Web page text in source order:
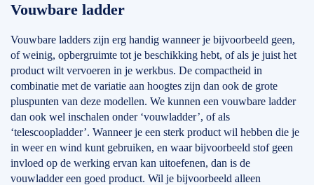
Vouwbare ladder
Vouwbare ladders zijn erg handig wanneer je bijvoorbeeld geen,
of weinig, opbergruimte tot je beschikking hebt, of als je juist het
product wilt vervoeren in je werkbus. De compactheid in
combinatie met de variatie aan hoogtes zijn dan ook de grote
pluspunten van deze modellen. We kunnen een vouwbare ladder
dan ook wel inschalen onder ‘vouwladder’, of als
‘telescoopladder’. Wanneer je een sterk product wil hebben die je
in weer en wind kunt gebruiken, en waar bijvoorbeeld stof geen
invloed op de werking ervan kan uitoefenen, dan is de
vouwladder een goed product. Wil je bijvoorbeeld alleen